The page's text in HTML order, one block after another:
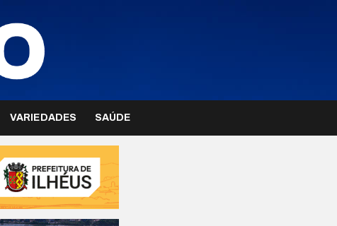
VARIEDADES SAÚDE